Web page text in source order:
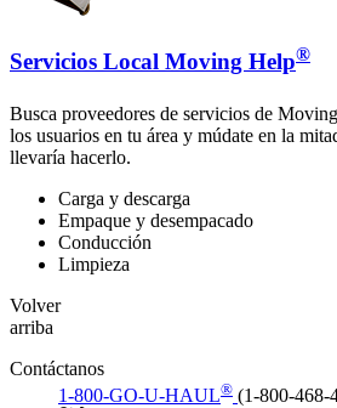
Servicios Local Moving Help®
Busca proveedores de servicios de
los usuarios en tu área y múdate en la
llevaría hacerlo.
Carga y descarga
Empaque y desempacado
Conducción
Limpieza
Volver
arriba
Contáctanos
1-800-GO-U-HAUL® (1-800-468-